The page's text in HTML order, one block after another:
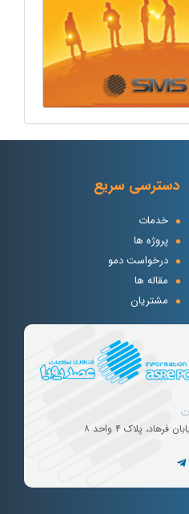
دسترسی سریع
خدمات
پروژه ها
درخواست دمو
مقاله ها
مشتریان
پلاک ۴ واحد ۸